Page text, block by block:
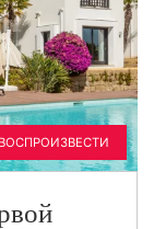
ВОСПРОИЗВЕСТИ